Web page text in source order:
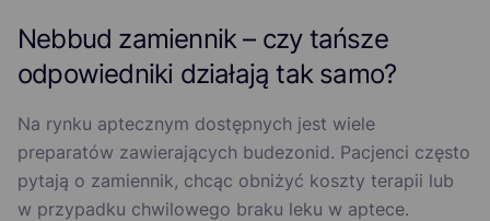
Nebbud zamiennik – czy tańsze
odpowiedniki działają tak samo?
Na rynku aptecznym dostępnych jest wiele
preparatów zawierających budezonid. Pacjenci często
pytają o zamiennik, chcąc obniżyć koszty terapii lub
w przypadku chwilowego braku leku w aptece.